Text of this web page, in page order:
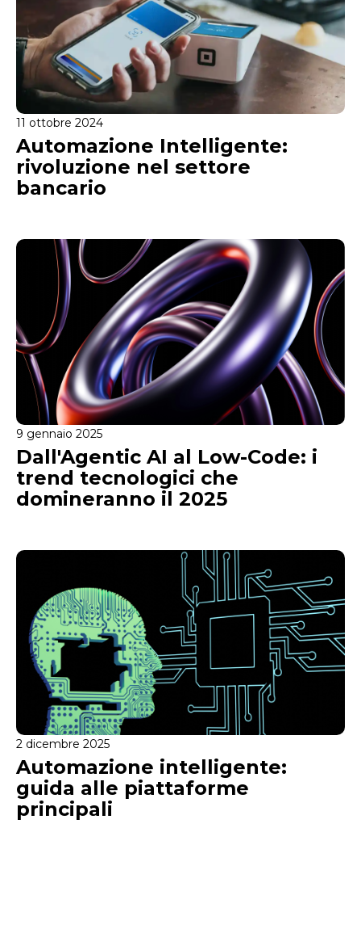
11 ottobre 2024
Automazione Intelligente:
rivoluzione nel settore
bancario
9 gennaio 2025
Dall'Agentic AI al Low-Code: i
trend tecnologici che
domineranno il 2025
2 dicembre 2025
Automazione intelligente:
guida alle piattaforme
principali